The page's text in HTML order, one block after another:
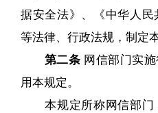
据安全法》、《中华人民
等法律、行政法规，制定
第二条 网信部门实
用本规定。
本规定所称网信部门